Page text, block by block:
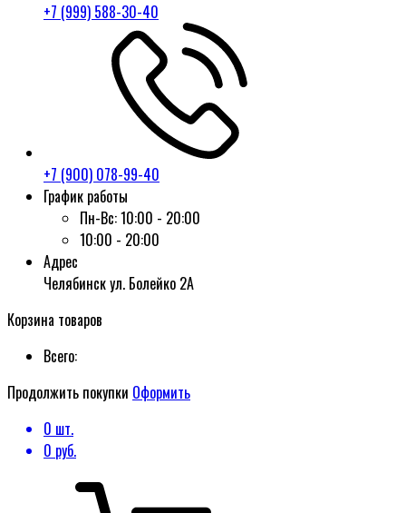
+7 (999) 588-30-40
+7 (900) 078-99-40
График работы
Пн-Вс:10:00 - 20:00
10:00 - 20:00
Адрес
Челябинск ул. Болейко 2А
Корзина товаров
Всего:
Продолжить покупки Оформить
0 шт.
0 руб.